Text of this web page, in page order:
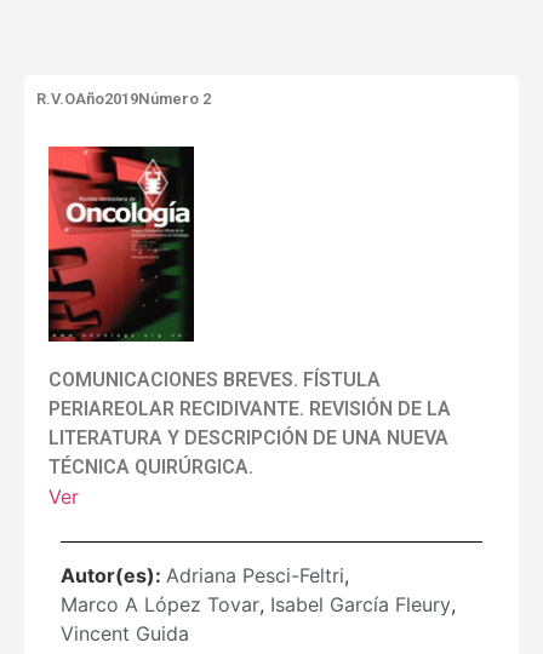
R.V.OAño2019Número 2
COMUNICACIONES BREVES. FÍSTULA
PERIAREOLAR RECIDIVANTE. REVISIÓN DE LA
LITERATURA Y DESCRIPCIÓN DE UNA NUEVA
TÉCNICA QUIRÚRGICA.
Ver
Autor(es): Adriana Pesci-Feltri,
Marco A López Tovar, Isabel García Fleury,
Vincent Guida